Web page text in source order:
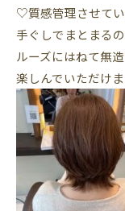
♡質感管理させて
手ぐしでまとまる
ルーズにはねて無
楽しんでいただけ